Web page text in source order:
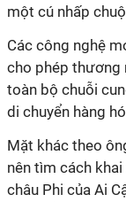
một cú nhấp
Các công nghệ
cho phép thương
toàn bộ chuỗi
di chuyển hàng
Mặt khác theo
nên tìm cách
châu Phi của Ai